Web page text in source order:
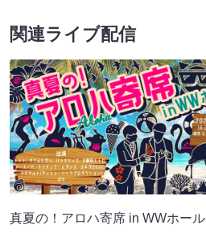
関連ライブ配信
真夏の！アロハ寄席 in WWホール